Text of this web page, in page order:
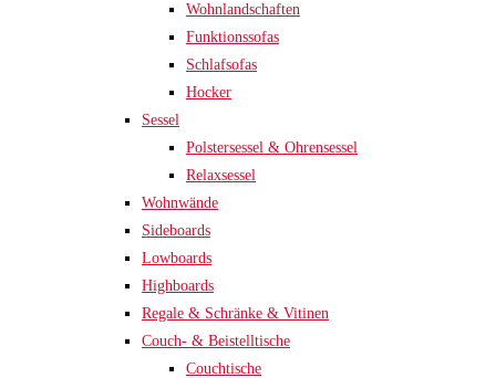
Wohnlandschaften
Funktionssofas
Schlafsofas
Hocker
Sessel
Polstersessel & Ohrensessel
Relaxsessel
Wohnwände
Sideboards
Lowboards
Highboards
Regale & Schränke & Vitinen
Couch- & Beistelltische
Couchtische